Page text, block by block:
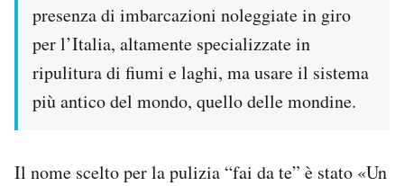
presenza di imbarcazioni noleggiate in giro
per l’Italia, altamente specializzate in
ripulitura di fiumi e laghi, ma usare il sistema
più antico del mondo, quello delle mondine.
Il nome scelto per la pulizia “fai da te” è stato «Un